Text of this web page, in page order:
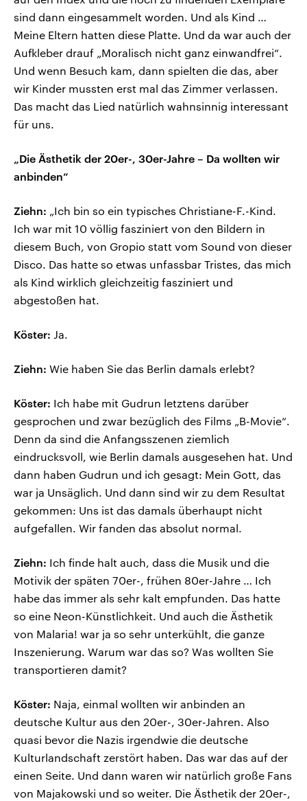
sind dann eingesammelt worden. Und als Kind …
Meine Eltern hatten diese Platte. Und da war auch der
Aufkleber drauf „Moralisch nicht ganz einwandfrei“.
Und wenn Besuch kam, dann spielten die das, aber
wir Kinder mussten erst mal das Zimmer verlassen.
Das macht das Lied natürlich wahnsinnig interessant
für uns.
„Die Ästhetik der 20er-, 30er-Jahre – Da wollten wir
anbinden“
Ziehn: „Ich bin so ein typisches Christiane-F.-Kind.
Ich war mit 10 völlig fasziniert von den Bildern in
diesem Buch, von Gropio statt vom Sound von dieser
Disco. Das hatte so etwas unfassbar Tristes, das mich
als Kind wirklich gleichzeitig fasziniert und
abgestoßen hat.
Köster: Ja.
Ziehn: Wie haben Sie das Berlin damals erlebt?
Köster: Ich habe mit Gudrun letztens darüber
gesprochen und zwar bezüglich des Films „B-Movie“.
Denn da sind die Anfangsszenen ziemlich
eindrucksvoll, wie Berlin damals ausgesehen hat. Und
dann haben Gudrun und ich gesagt: Mein Gott, das
war ja Unsäglich. Und dann sind wir zu dem Resultat
gekommen: Uns ist das damals überhaupt nicht
aufgefallen. Wir fanden das absolut normal.
Ziehn: Ich finde halt auch, dass die Musik und die
Motivik der späten 70er-, frühen 80er-Jahre … Ich
habe das immer als sehr kalt empfunden. Das hatte
so eine Neon-Künstlichkeit. Und auch die Ästhetik
von Malaria! war ja so sehr unterkühlt, die ganze
Inszenierung. Warum war das so? Was wollten Sie
transportieren damit?
Köster: Naja, einmal wollten wir anbinden an
deutsche Kultur aus den 20er-, 30er-Jahren. Also
quasi bevor die Nazis irgendwie die deutsche
Kulturlandschaft zerstört haben. Das war das auf der
einen Seite. Und dann waren wir natürlich große Fans
von Majakowski und so weiter. Die Ästhetik der 20er-,